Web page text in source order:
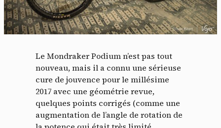
Le Mondraker Podium n’est pas tout
nouveau, mais il a connu une sérieuse
cure de jouvence pour le millésime
2017 avec une géométrie revue,
quelques points corrigés (comme une
augmentation de l’angle de rotation de